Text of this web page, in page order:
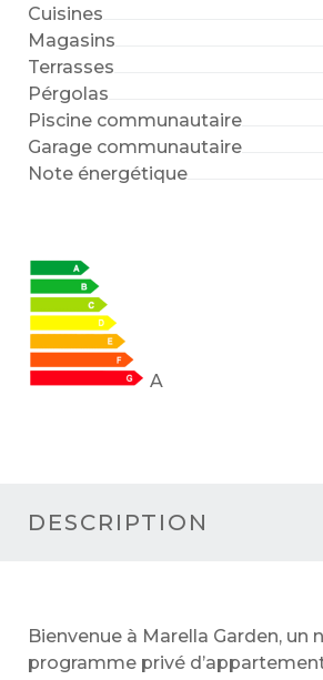
Cuisines
Magasins
Terrasses
Pérgolas
Piscine communautaire
Garage communautaire
Note énergétique
A
DESCRIPTION
Bienvenue à Marella Garden, un
programme privé